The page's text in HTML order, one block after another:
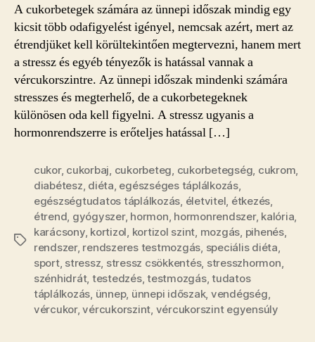
ünnepekre?
bejegyzéshez
A cukorbetegek számára az ünnepi időszak mindig egy
kicsit több odafigyelést igényel, nemcsak azért, mert az
étrendjüket kell körültekintően megtervezni, hanem mert
a stressz és egyéb tényezők is hatással vannak a
vércukorszintre. Az ünnepi időszak mindenki számára
stresszes és megterhelő, de a cukorbetegeknek
különösen oda kell figyelni. A stressz ugyanis a
hormonrendszerre is erőteljes hatással […]
Címkék
cukor, cukorbaj cukorbeteg cukorbetegség cukrom
diabétesz diéta egészséges táplálkozás,
egészségtudatos táplálkozás életvitel étkezés
étrend gyógyszer, hormon hormonrendszer, kalória
karácsony, kortizol kortizol szint mozgás pihenés,
rendszer, rendszeres testmozgás speciális diéta
sport, stressz stressz csökkentés, stresszhormon
szénhidrát, testedzés,testmozgás,tudatos
táplálkozás ünnep, ünnepi időszak, vendégség
vércukor,vércukorszint vércukorszint egyensúly